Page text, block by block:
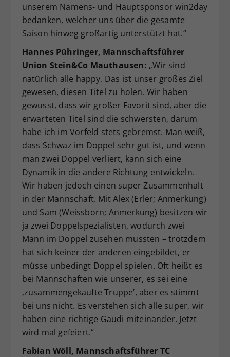
unserem Namens- und Hauptsponsor win2day
bedanken, welcher uns über die gesamte
Saison hinweg großartig unterstützt hat.“
Hannes Pühringer, Mannschaftsführer
Union Stein&Co Mauthausen: „Wir sind
natürlich alle happy. Das ist unser großes Ziel
gewesen, diesen Titel zu holen. Wir haben
gewusst, dass wir großer Favorit sind, aber die
erwarteten Titel sind die schwersten, darum
habe ich im Vorfeld stets gebremst. Man weiß,
dass Schwaz im Doppel sehr gut ist, und wenn
man zwei Doppel verliert, kann sich eine
Dynamik in die andere Richtung entwickeln.
Wir haben jedoch einen super Zusammenhalt
in der Mannschaft. Mit Alex (Erler; Anmerkung)
und Sam (Weissborn; Anmerkung) besitzen wir
ja zwei Doppelspezialisten, wodurch zwei
Mann im Doppel zusehen mussten – trotzdem
hat sich keiner der anderen eingebildet, er
müsse unbedingt Doppel spielen. Oft heißt es
bei Mannschaften wie unserer, es sei eine
‚zusammengekaufte Truppe’, aber es stimmt
bei uns nicht. Es verstehen sich alle super, wir
haben eine richtige Gaudi miteinander. Jetzt
wird mal gefeiert.“
Fabian Wöll, Mannschaftsführer TC